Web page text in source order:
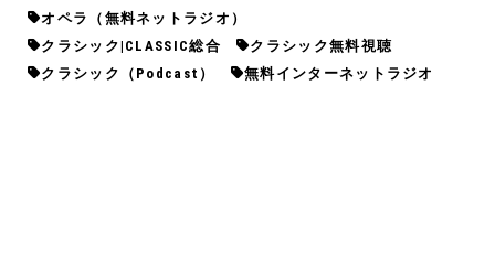
オペラ（無料ネットラジオ）
クラシック|CLASSIC総合
クラシック無料視聴
クラシック（Podcast）
無料インターネットラジオ